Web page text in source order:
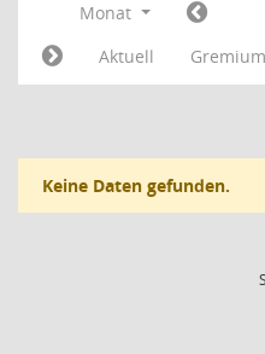
Monat
Aktuell
Keine Daten gefunden.